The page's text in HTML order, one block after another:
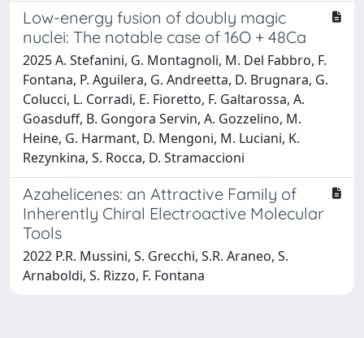
Low-energy fusion of doubly magic
nuclei: The notable case of 16O + 48Ca
2025 A. Stefanini, G. Montagnoli, M. Del Fabbro, F.
Fontana, P. Aguilera, G. Andreetta, D. Brugnara, G.
Colucci, L. Corradi, E. Fioretto, F. Galtarossa, A.
Goasduff, B. Gongora Servin, A. Gozzelino, M.
Heine, G. Harmant, D. Mengoni, M. Luciani, K.
Rezynkina, S. Rocca, D. Stramaccioni
Azahelicenes: an Attractive Family of
Inherently Chiral Electroactive Molecular
Tools
2022 P.R. Mussini, S. Grecchi, S.R. Araneo, S.
Arnaboldi, S. Rizzo, F. Fontana